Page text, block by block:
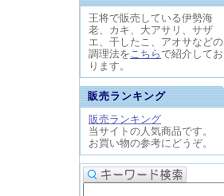
王将で販売している伊勢海
老、カキ、大アサリ、サザ
エ、干したこ、アオサなどの
調理法をこちら で紹介してお
ります。
販売ランキング
販売ランキング
当サイトの人気商品です。
お買い物の参考にどうぞ。